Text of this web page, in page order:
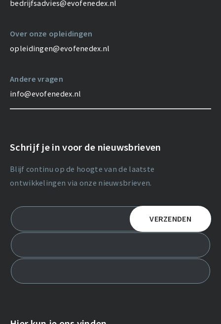
bedrijfsadvies@evofenedex.nl
Over onze opleidingen
opleidingen@evofenedex.nl
Andere vragen
info@evofenedex.nl
Schrijf je in voor de nieuwsbrieven
Blijf continu op de hoogte van de laatste
ontwikkelingen via onze nieuwsbrieven.